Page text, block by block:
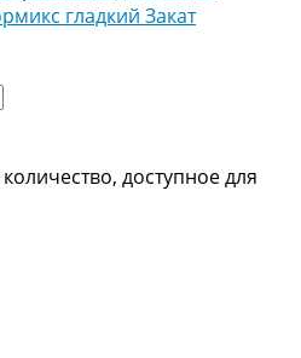
гладкий Закат
доступное для